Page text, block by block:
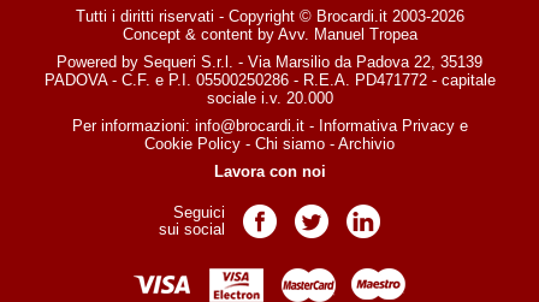
Tutti i diritti riservati - Copyright © Brocardi.it 2003-2026
Concept & content by Avv. Manuel Tropea
Powered by Sequeri S.r.l. - Via Marsilio da Padova 22, 35139
PADOVA - C.F. e P.I. 05500250286 - R.E.A. PD471772 - capitale
sociale i.v. 20.000
Per informazioni: info@brocardi.it- Informativa Privacye
Cookie Policy - Chi siamo - Archivio
Lavora con noi
Seguici
sui social
Pagina Facebook
Pagina TwitterPagina LinkedIn